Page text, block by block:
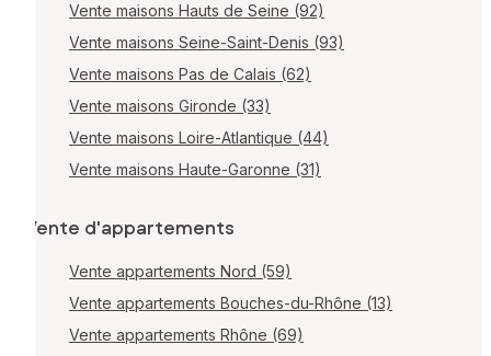
Vente maisons Hauts de Seine (92)
Vente maisons Seine-Saint-Denis (93)
Vente maisons Pas de Calais (62)
Vente maisons Gironde (33)
Vente maisons Loire-Atlantique (44)
Vente maisons Haute-Garonne (31)
Vente d'appartements
Vente appartements Nord (59)
Vente appartements Bouches-du-Rhône (13)
Vente appartements Rhône (69)